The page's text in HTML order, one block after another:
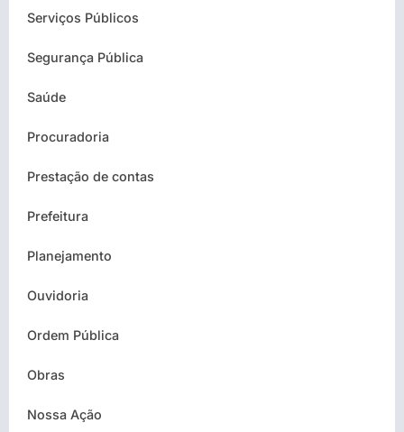
Serviços Públicos
Segurança Pública
Saúde
Procuradoria
Prestação de contas
Prefeitura
Planejamento
Ouvidoria
Ordem Pública
Obras
Nossa Ação